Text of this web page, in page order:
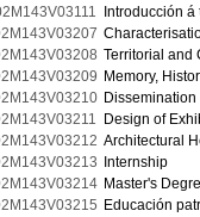
Introducción
Territorial and
Memory,
Design of
Architectural
Internship
Master's
Educación